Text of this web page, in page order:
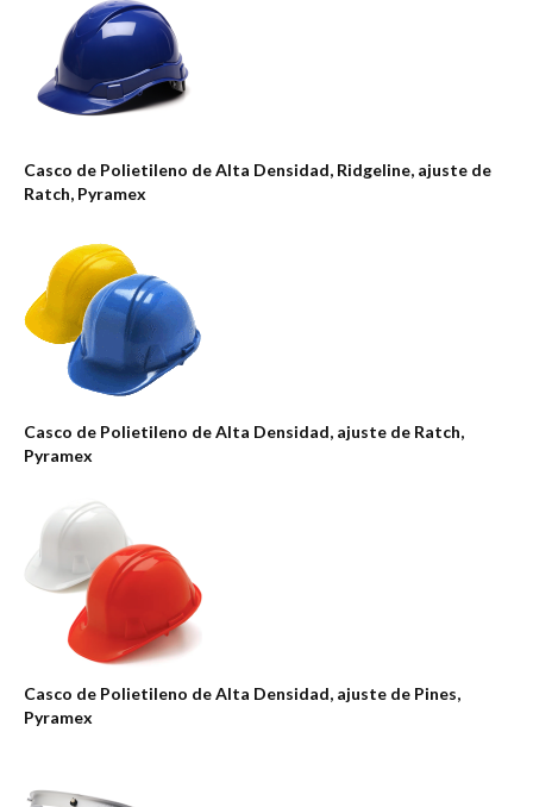
Casco de Polietileno de Alta Densidad, Ridgeline, ajuste de
Ratch, Pyramex
Casco de Polietileno de Alta Densidad, ajuste de Ratch,
Pyramex
Casco de Polietileno de Alta Densidad, ajuste de Pines,
Pyramex